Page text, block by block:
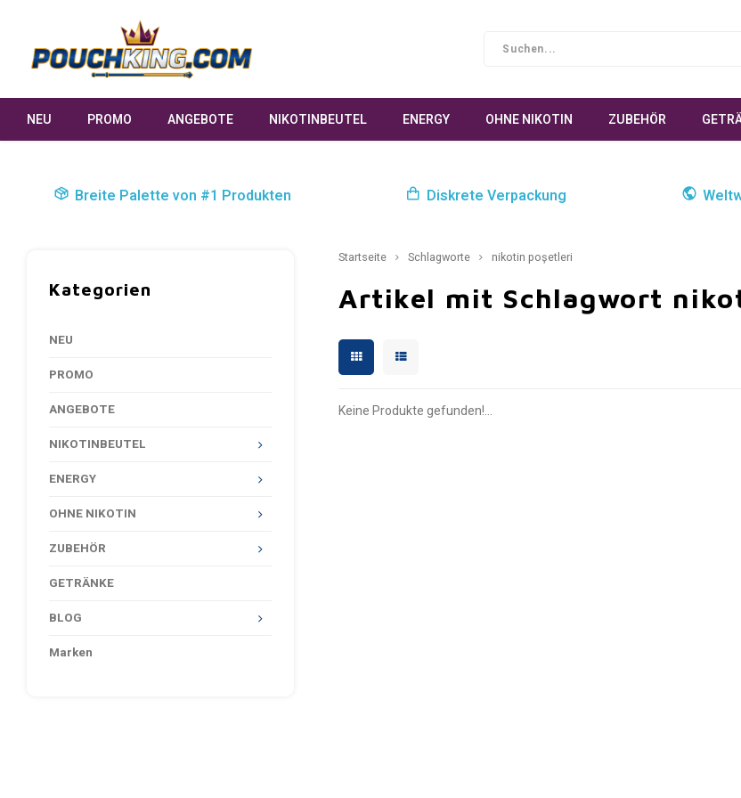
NEU PROMO ANGEBOTE NIKOTINBEUTEL ENERGY OHNE NIKOTIN ZUBEHÖR
Breite Palette von #1 Produkten Diskrete Verpackung
Kategorien
NEU
PROMO
ANGEBOTE
NIKOTINBEUTEL
ENERGY
OHNE NIKOTIN
ZUBEHÖR
GETRÄNKE
BLOG
Marken
Startseite Schlagworte nikotin poşetleri
Artikel mit Schlagwort
Keine Produkte gefunden!...